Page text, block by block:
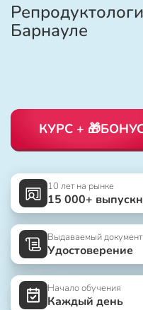
Барнауле
КУРС +
10 лет на рынке
15 000+
Выдаваемый документ
Удостоверение
Начало обучения
Каждый день